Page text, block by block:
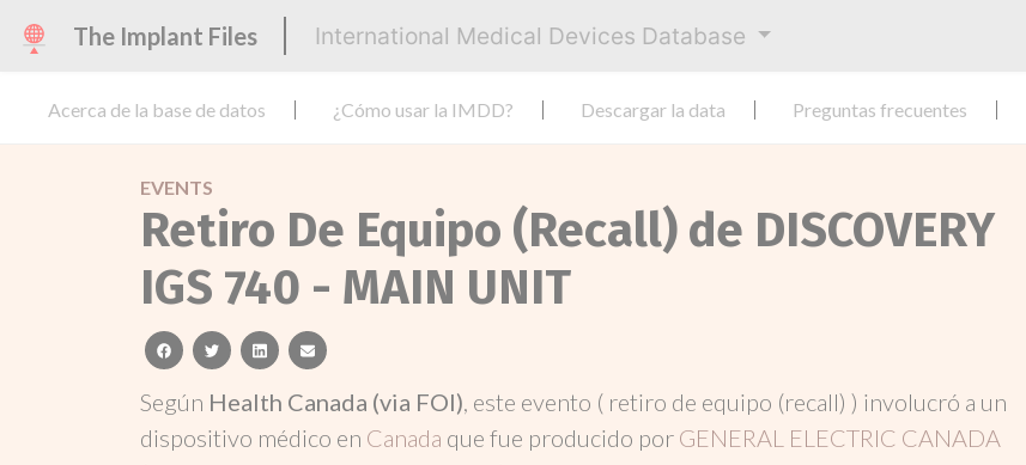
The Implant Files International Medical Devices Database
Acerca de la base de datos ¿Cómo usar la IMDD? Descargar la data Preguntas frecuentes
EVENTS
Retiro De Equipo (Recall) de DISCOVERY
IGS 740 - MAIN UNIT
facebooktwitterlinkedinemail
Según Health Canada (via FOI), este evento ( retiro de equipo (recall) ) involucró a un
dispositivo médico en Canada que fue producido por GENERAL ELECTRIC CANADA